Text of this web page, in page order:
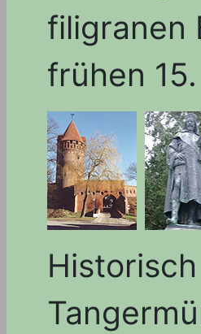
filigranen
frühen